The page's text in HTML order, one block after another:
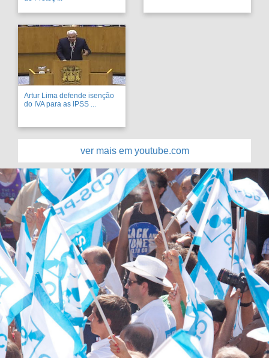
Artur Lima defende isenção
do IVA para as IPSS ...
ver mais em youtube.com